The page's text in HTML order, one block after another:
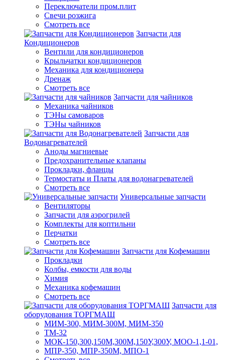
Переключатели пром.плит
Свечи розжига
Смотреть все
Запчасти для
Кондиционеров
Вентили для кондиционеров
Крыльчатки кондиционеров
Механика для кондиционера
Дренаж
Смотреть все
Запчасти для чайников
Механика чайников
ТЭНы самоваров
ТЭНы чайников
Запчасти для
Водонагревателей
Аноды магниевые
Предохранительные клапаны
Прокладки, фланцы
Термостаты и Платы для водонагревателей
Смотреть все
Универсальные запчасти
Вентиляторы
Запчасти для аэрогрилей
Комплекты для коптильни
Перчатки
Смотреть все
Запчасти для Кофемашин
Прокладки
Колбы, емкости для воды
Химия
Механика кофемашин
Смотреть все
Запчасти для
оборудования ТОРГМАШ
МИМ-300, МИМ-300М, МИМ-350
ТМ-32
МОК-150,300,150М,300М,150У,300У, МОО-1,1-01,
МПР-350, МПР-350М, МПО-1